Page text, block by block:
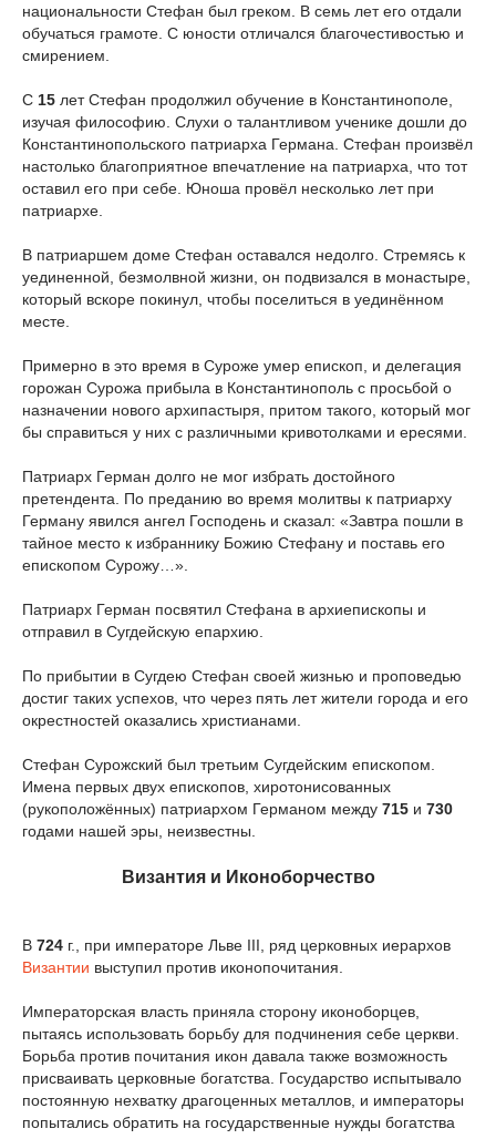
национальности Стефан был греком. В семь лет его отдали
обучаться грамоте. С юности отличался благочестивостью и
смирением.
С 15 лет Стефан продолжил обучение в Константинополе,
изучая философию. Слухи о талантливом ученике дошли до
Константинопольского патриарха Германа. Стефан произвёл
настолько благоприятное впечатление на патриарха, что тот
оставил его при себе. Юноша провёл несколько лет при
патриархе.
В патриаршем доме Стефан оставался недолго. Стремясь к
уединенной, безмолвной жизни, он подвизался в монастыре,
который вскоре покинул, чтобы поселиться в уединённом
месте.
Примерно в это время в Суроже умер епископ, и делегация
горожан Сурожа прибыла в Константинополь с просьбой о
назначении нового архипастыря, притом такого, который мог
бы справиться у них с различными кривотолками и ересями.
Патриарх Герман долго не мог избрать достойного
претендента. По преданию во время молитвы к патриарху
Герману явился ангел Господень и сказал: «Завтра пошли в
тайное место к избраннику Божию Стефану и поставь его
епископом Сурожу…».
Патриарх Герман посвятил Стефана в архиепископы и
отправил в Сугдейскую епархию.
По прибытии в Сугдею Стефан своей жизнью и проповедью
достиг таких успехов, что через пять лет жители города и его
окрестностей оказались христианами.
Стефан Сурожский был третьим Сугдейским епископом.
Имена первых двух епископов, хиротонисованных
(рукоположённых) патриархом Германом между 715 и 730
годами нашей эры, неизвестны.
Визaнтия и Иконоборчество
В 724 г., при императоре Льве III, ряд церковных иерархов
Византии выступил против иконопочитания.
Императорская власть приняла сторону иконоборцев,
пытаясь использовать борьбу для подчинения себе церкви.
Борьба против почитания икон давала также возможность
присваивать церковные богатства. Государство испытывало
постоянную нехватку драгоценных металлов, и императоры
попытались обратить на государственные нужды богатства